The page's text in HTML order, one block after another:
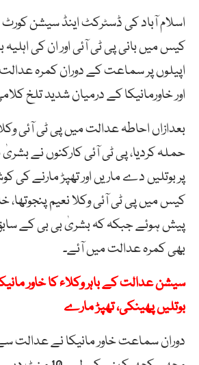
اسلام آباد کی ڈسٹرکٹ اینڈ سیشن
کیس میں بانی پی ٹی آئی اور ان کی
اپیلوں پر سماعت کے دوران کمرہ
اور خاورمانیکا کے درمیان شدید تلخ
بعدازاں احاطہ عدالت میں پی ٹی آئی
حملہ کردیا، پی ٹی آئی کارکنوں نے
پر بوتلیں دے ماریں اور تھپڑ مارنے
کیس میں پی ٹی آئی وکلا نعیم پنجوتھا،
پیش ہوئے جبکہ کہ بشریٰ بی بی کے سابق
بھی کمرہ عدالت میں آئے۔
سیشن عدالت کے باہر وکلاء کا خاور
بوتلیں پھینکی، تھپڑ مارے
دوران سماعت خاور مانیکا نے عدالت